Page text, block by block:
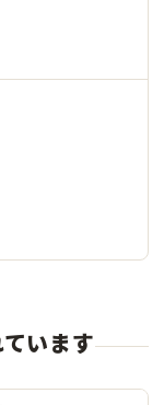
います